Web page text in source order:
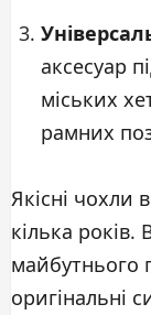
аксесуар
міських
рамних
Якісні чохли
кілька
майбутнього
оригінальні